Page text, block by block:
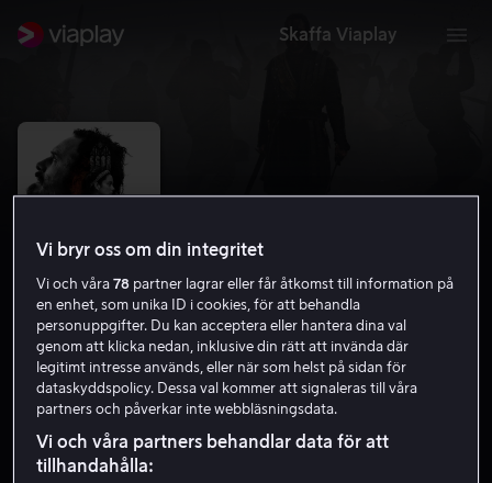
Skaffa Viaplay
Macbeth
HD
Vi bryr oss om din integritet
Vi och våra78 partner lagrar eller får åtkomst till information på
en enhet, som unika ID i cookies, för att behandla
personuppgifter. Du kan acceptera eller hantera dina val
genom att klicka nedan, inklusive din rätt att invända där
legitimt intresse används, eller när som helst på sidan för
dataskyddspolicy. Dessa val kommer att signaleras till våra
partners och påverkar inte webbläsningsdata.
Vi och våra partners behandlar data för att
tillhandahålla: